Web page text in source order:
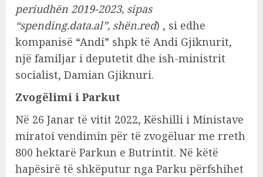
periudhën 2019-2023, sipas
“spending.data.al”, shën.red) , si edhe
kompanisë “Andi” shpk të Andi Gjiknurit,
një familjar i deputetit dhe ish-ministrit
socialist, Damian Gjiknuri.
Zvogëlimi i Parkut
Në 26 Janar të vitit 2022, Këshilli i Ministave
miratoi vendimin për të zvogëluar me rreth
800 hektarë Parkun e Butrintit. Në këtë
hapësirë të shkëputur nga Parku përfshihet